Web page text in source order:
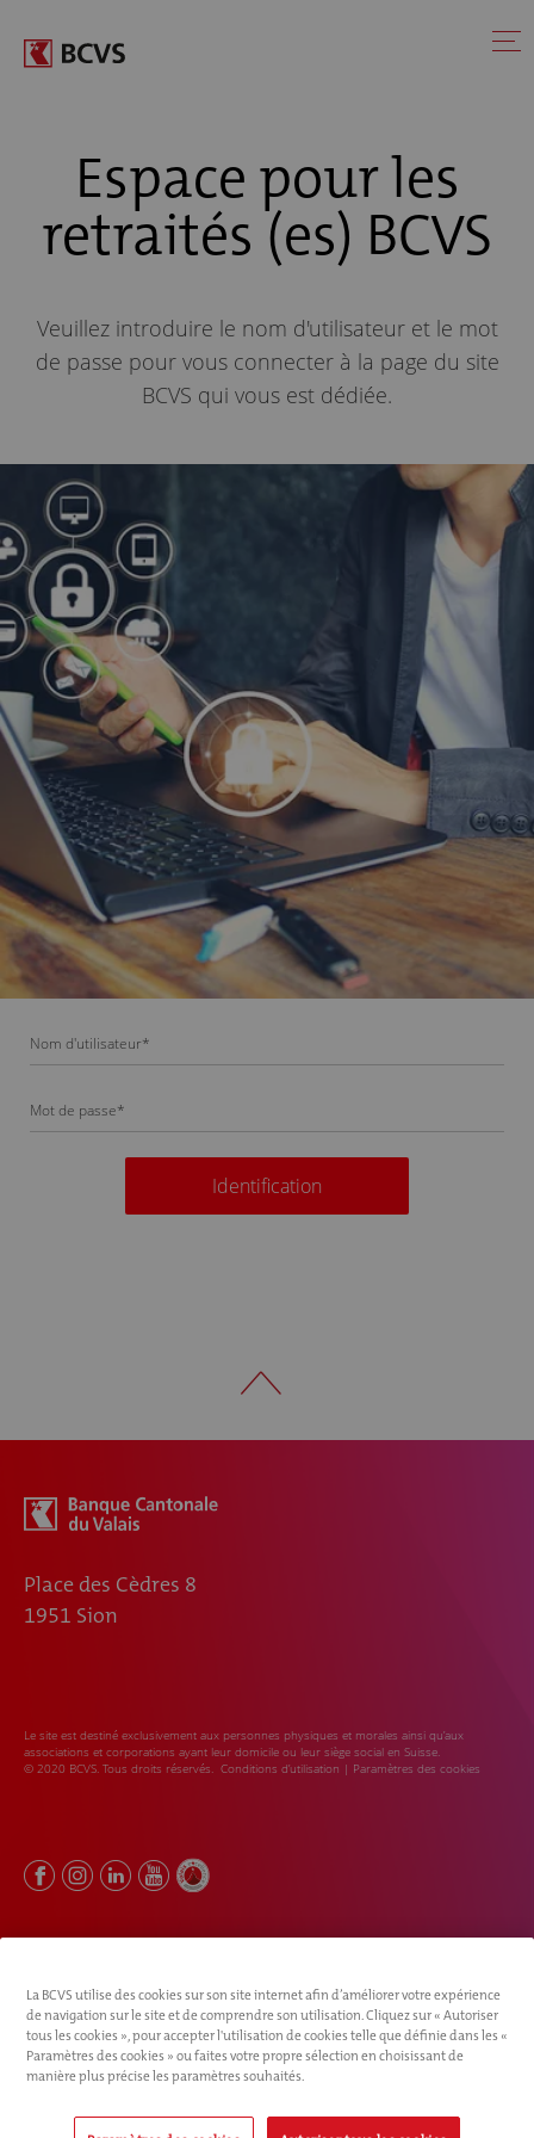
Espace pour les
retraités (es) BCVS
Veuillez introduire le nom d'utilisateur et le mot
de passe pour vous connecter à la page du site
BCVS qui vous est dédiée.
Nom d'utilisateur*
Mot de passe*
Identification
Place des Cèdres 8
1951 Sion
Le site est destiné exclusivement aux personnes physiques et morales ainsi qu’aux
associations et corporations ayant leur domicile ou leur siège social en Suisse.
© 2020 BCVS. Tous droits réservés. Conditions d’utilisation | Paramètres des cookies
La BCVS utilise des cookies sur son site internet afin d’améliorer votre expérience
de navigation sur le site et de comprendre son utilisation. Cliquez sur « Autoriser
tous les cookies », pour accepter l'utilisation de cookies telle que définie dans les «
Paramètres des cookies » ou faites votre propre sélection en choisissant de
manière plus précise les paramètres souhaités.